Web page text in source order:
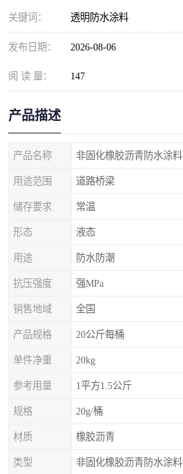
关键词： 透明防水涂料
发布日期： 2026-08-06
阅 读 量： 147
产品描述
产品名称 非固化橡胶沥青防水涂料
用途范围 道路桥梁
储存要求 常温
形态 液态
用途 防水防潮
抗压强度 强MPa
销售地域 全国
产品规格 20公斤每桶
单件净重 20kg
参考用量 1平方1.5公斤
规格 20g/桶
材质 橡胶沥青
类型 非固化橡胶沥青防水涂料